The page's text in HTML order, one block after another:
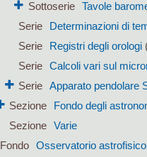
Sottoserie
Tavole
Serie
Determinazioni di
Serie
Registri degli orologi
Serie
Calcoli vari sul
Serie
Apparato pendolare
Sezione
Fondo degli
Sezione Varie
Fondo
Osservatorio